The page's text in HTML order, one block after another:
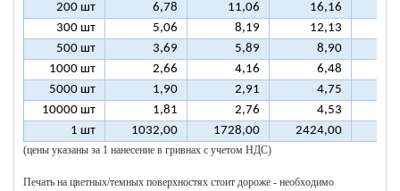
200 шт
6,78 11,06 16,16
300 шт
5,06 8,19 12,13
500 шт
3,69 5,89 8,90
1000 шт
2,66 4,16 6,48
5000 шт
1,90 2,91 4,75
10000 шт
1,81 2,76 4,53
1 шт
1032,00 1728,00 2424,00
(цены указаны за 1 нанесение в гривнах с учетом НДС)
Печать на цветных/темных поверхностях стоит дороже - необходимо